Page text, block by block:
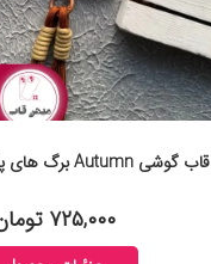
قاب گوشی Autumn برگ های پاییزی کد-۲۱۰۲۰۵
۷۲۵,۰۰۰ تومان